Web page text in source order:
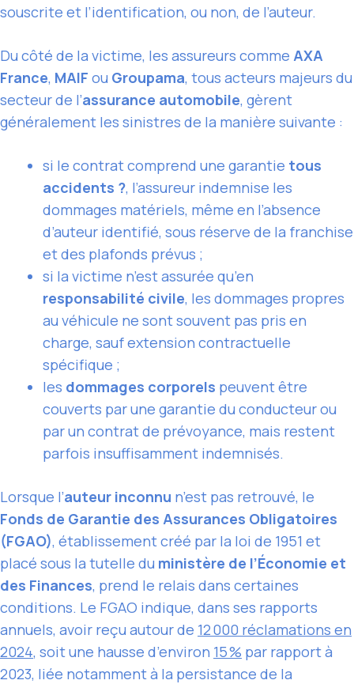
souscrite et l’identification, ou non, de l’auteur.
Du côté de la victime, les assureurs comme AXA
France, MAIF ou Groupama, tous acteurs majeurs du
secteur de l’assurance automobile, gèrent
généralement les sinistres de la manière suivante :
si le contrat comprend une garantie tous
accidents ?, l’assureur indemnise les
dommages matériels, même en l’absence
d’auteur identifié, sous réserve de la franchise
et des plafonds prévus ;
si la victime n’est assurée qu’en
responsabilité civile, les dommages propres
au véhicule ne sont souvent pas pris en
charge, sauf extension contractuelle
spécifique ;
les dommages corporels peuvent être
couverts par une garantie du conducteur ou
par un contrat de prévoyance, mais restent
parfois insuffisamment indemnisés.
Lorsque l’auteur inconnu n’est pas retrouvé, le
Fonds de Garantie des Assurances Obligatoires
(FGAO), établissement créé par la loi de 1951 et
placé sous la tutelle du ministère de l’Économie et
des Finances, prend le relais dans certaines
conditions. Le FGAO indique, dans ses rapports
annuels, avoir reçu autour de 12 000 réclamations en
2024, soit une hausse d’environ 15 % par rapport à
2023, liée notamment à la persistance de la